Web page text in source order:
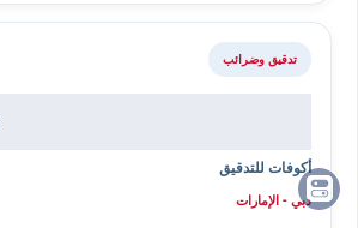
تدقيق وضرائب
أكوفات للتدقيق
دبي - الإمارات